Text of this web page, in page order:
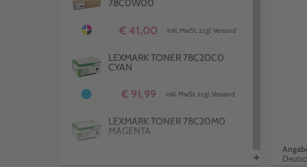
LEXMARK 78C2XK0 SCHWARZ
78C0W00
€ 41,00 inkl. MwSt. zzgl. Versand
LEXMARK TONER 78C20C0
CYAN
€ 91,99 inkl. MwSt. zzgl. Versand
LEXMARK TONER 78C20M0
MAGENTA
+